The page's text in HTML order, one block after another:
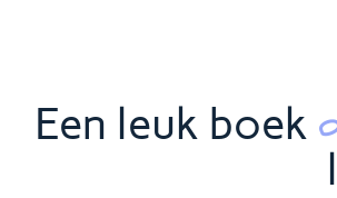
Een leuk boek